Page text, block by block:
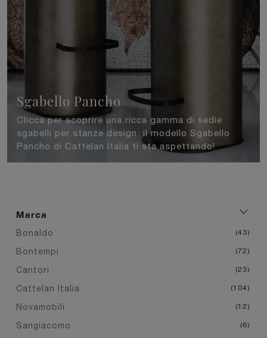
Marca
Bonaldo 43
Bontempi 72
Cantori 23
Cattelan Italia 104
Novamobili 12
Sangiacomo 6
Sgabello Pancho
Clicca per scoprire una ricca gamma di sedie
sgabelli per stanze design: il modello Sgabello
Pancho di Cattelan Italia ti sta aspettando!